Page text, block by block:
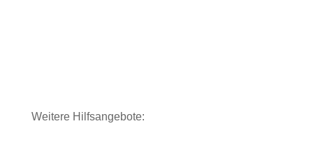
Weitere Hilfsangebote: